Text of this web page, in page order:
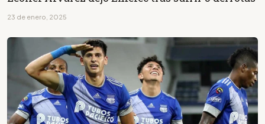
23 de enero, 2025